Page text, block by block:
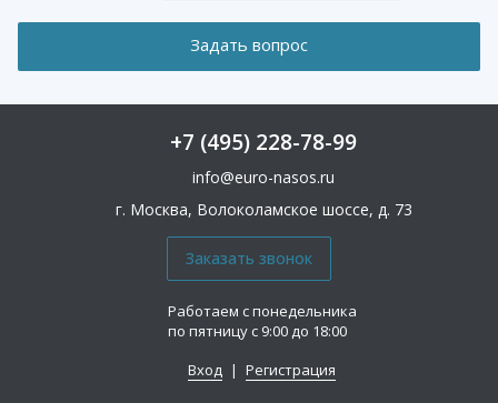
+7 (495) 228-78-99
info@euro-nasos.ru
г. Москва, Волоколамское шоссе, д. 73
Работаем с понедельника
по пятницу с 9:00 до 18:00
Вход | Регистрация